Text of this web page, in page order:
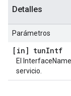
Detalles
Parámetros
[in] tunIntf
El
servicio.